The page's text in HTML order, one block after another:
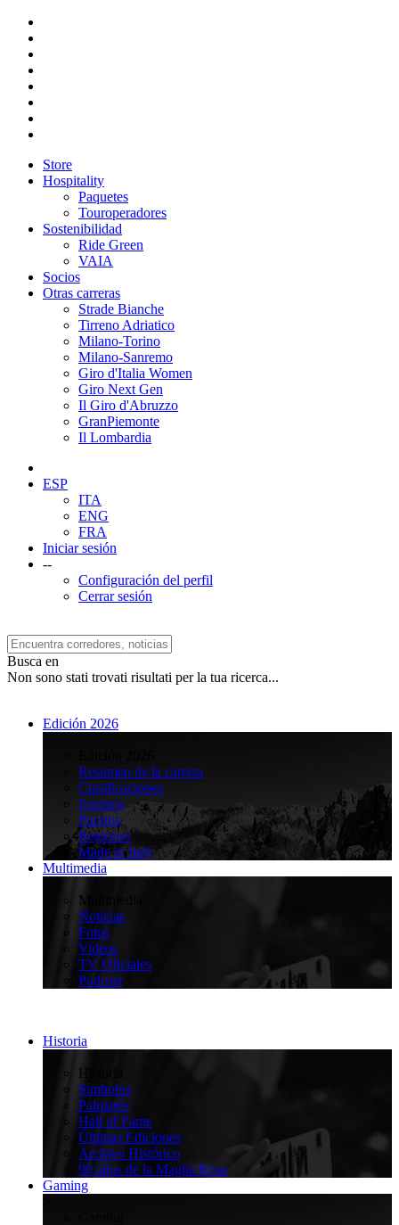
Store
Hospitality
Paquetes
Touroperadores
Sostenibilidad
Ride Green
VAIA
Socios
Otras carreras
Strade Bianche
Tirreno Adriatico
Milano-Torino
Milano-Sanremo
Giro d'Italia Women
Giro Next Gen
Il Giro d'Abruzzo
GranPiemonte
Il Lombardia
ESP
ITA
ENG
FRA
Iniciar sesión
--
Configuración del perfil
Cerrar sesión
Busca en
Non sono stati trovati risultati per la tua ricerca...
Edición 2026
Resumen de la carrera
Clasificaciones
Equipos
Puertos
Regiones
Made in Italy
Multimedia
Multimedia
Noticias
Fotos
Videos
TV Oficiales
Podcast
Historia
Historia
Símbolos
Palmarés
Hall of Fame
Últimas Ediciones
Archivo Histórico
90 años de la Maglia Rosa
Gaming